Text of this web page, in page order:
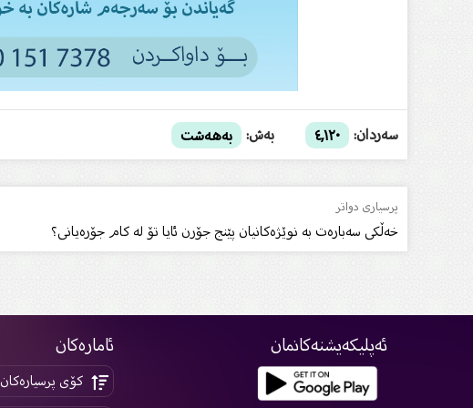
سەردان: ٤,١٢٠ بەش: بەهەشت
پرسیاری دواتر
خەڵکی سەبارەت بە نوێژەکانیان پێنج جۆرن ئایا تۆ لە کام جۆرەیانی؟
ئەپلیکەیشنەکانمان ئامارەکان
کۆی پرسیارەکان